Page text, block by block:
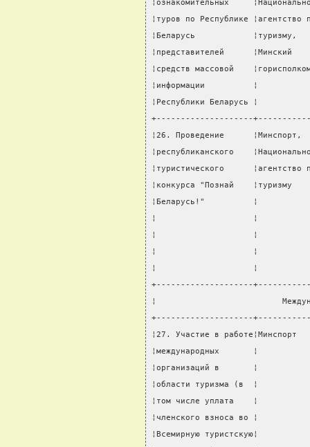
¦ознакомительных
¦туров по Республике
¦Беларусь
¦представителей
¦средств массовой
¦информации          ¦
¦Республики Беларусь
+--------------------
¦26. Проведение
¦республиканского
¦туристического
¦конкурса "Познай
¦Беларусь!"          ¦
¦                    ¦             ¦
¦                    ¦
¦                    ¦             ¦
¦                    ¦
+--------------------
¦
+--------------------
¦27. Участие в
¦международных       ¦
¦организаций в       ¦
¦области туризма (в  ¦
¦том числе уплата    ¦
¦членского взноса во ¦
¦Всемирную туристскую¦